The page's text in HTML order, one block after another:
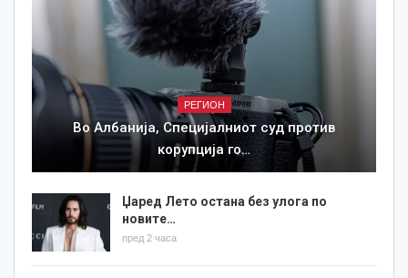
РЕГИОН
Во Албанија, Специјалниот суд против
корупција го…
Џаред Лето остана без улога по
новите…
пред 2 часа